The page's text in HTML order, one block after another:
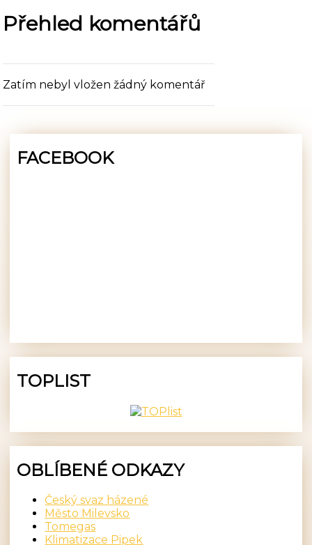
Přehled komentářů
Zatím nebyl vložen žádný komentář
FACEBOOK
TOPLIST
OBLÍBENÉ ODKAZY
Český svaz házené
Město Milevsko
Tomegas
Klimatizace Pipek